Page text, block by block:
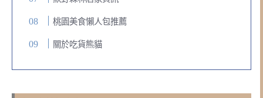
桃園美食懶人包推薦
關於吃貨熊貓